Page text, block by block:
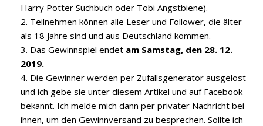
Harry Potter Suchbuch oder Tobi Angstbiene).
Teilnehmen können alle Leser und Follower, die älter
als 18 Jahre sind und aus Deutschland kommen.
Das Gewinnspiel endet am Samstag, den 28. 12.
2019.
Die Gewinner werden per Zufallsgenerator ausgelost
und ich gebe sie unter diesem Artikel und auf Facebook
bekannt. Ich melde mich dann per privater Nachricht bei
ihnen, um den Gewinnversand zu besprechen. Sollte ich